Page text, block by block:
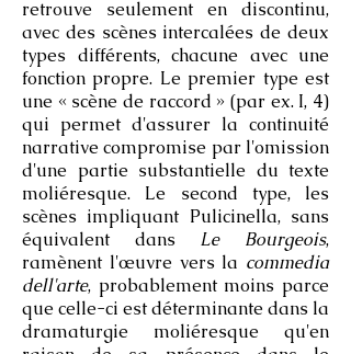
retrouve seulement en discontinu,
avec des scènes intercalées de deux
types différents, chacune avec une
fonction propre. Le premier type est
une « scène de raccord » (par ex. I, 4)
qui permet d'assurer la continuité
narrative compromise par l'omission
d'une partie substantielle du texte
moliéresque. Le second type, les
scènes impliquant Pulicinella, sans
équivalent dans Le Bourgeois,
ramènent l'œuvre vers la commedia
dell'arte, probablement moins parce
que celle-ci est déterminante dans la
dramaturgie moliéresque qu'en